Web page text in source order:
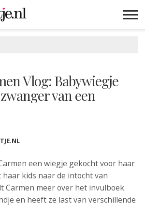
Vlog: Babywiegje
van een
een wiegje gekocht voor haar
haar kids naar de intocht van
Carmen meer over het invulboek
en heeft ze last van verschillende